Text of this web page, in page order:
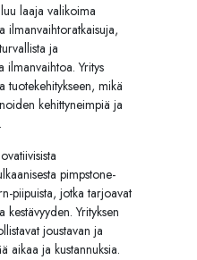
laaja valikoima
ilmanvaihtoratkaisuja,
ja
ilmanvaihtoa. Yritys
tuotekehitykseen, mikä
kehittyneimpiä ja
pimpstone-
piipuista, jotka tarjoavat
Yrityksen
joustavan ja
aikaa ja kustannuksia.